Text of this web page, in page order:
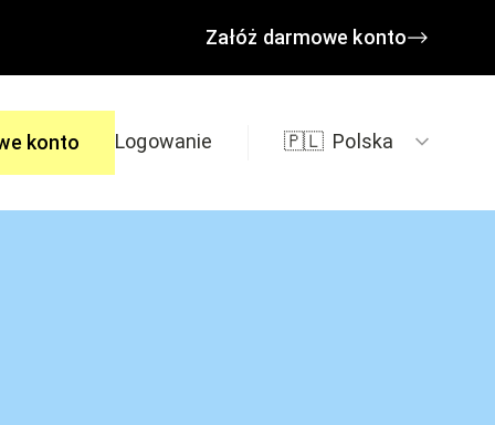
Załóż darmowe konto
konto Logowanie 🇵🇱 Polska